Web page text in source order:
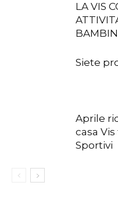
LA VIS
Siete
Aprile
casa
Sportivi